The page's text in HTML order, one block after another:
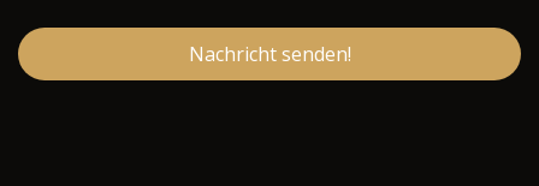
Nachricht senden!